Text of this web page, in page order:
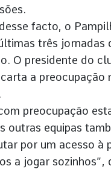
facto, o
três jornadas
O presidente do
a preocupação
preocupação
outras equipas
por um acesso à
a jogar sozinhos”,